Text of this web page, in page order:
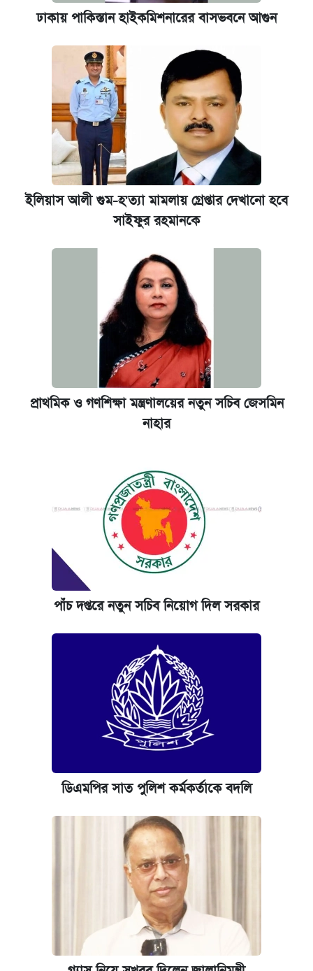
ঢাকায় পাকিস্তান হাইকমিশনারের বাসভবনে আগুন
ইলিয়াস আলী গুম-হ'ত্যা মামলায় গ্রেপ্তার দেখানো হবে
সাইফুর রহমানকে
প্রাথমিক ও গণশিক্ষা মন্ত্রণালয়ের নতুন সচিব জেসমিন
নাহার
পাঁচ দপ্তরে নতুন সচিব নিয়োগ দিল সরকার
ডিএমপির সাত পুলিশ কর্মকর্তাকে বদলি